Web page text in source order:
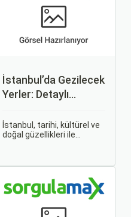
İstanbul’da Gezilecek
Yerler: Detaylı
İstanbul, tarihi, kültürel ve
doğal güzellikleri ile
rağmen modern dünyanın
dinamikleriyle uyum içinde